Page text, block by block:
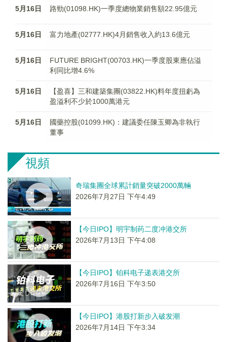
5月16日 路勁(01098.HK)一季度總物業銷售額22.95億元
5月16日 富力地產(02777.HK)4月銷售收入約13.6億元
5月16日
FUTURE BRIGHT(00703.HK)一季度股東應佔溢
利同比增4.6%
5月16日
【盈喜】三和建築集團(03822.HK)料年度扭虧為
盈溢利不少於1000萬港元
5月16日
國藥控股(01099.HK)：建議委任陳玉卿為非執行
董事
視頻
奇瑞集團全球累計銷量突破2000萬輛
2026年7月27日 下午4:49
【今日IPO】明宇制药二度冲港交所
2026年7月13日 下午4:08
【今日IPO】铂科电子递表港交所
2026年7月16日 下午3:50
【今日IPO】港股打新步入破发潮
2026年7月14日 下午3:34